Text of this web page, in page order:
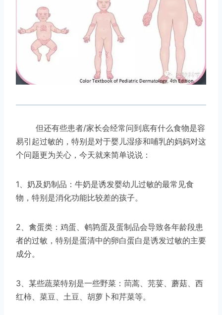
但还有些患者/家长会经常问到底有什么食物是容
易引起过敏的，特别是对于婴儿湿疹和哺乳的妈妈对这
个问题更为关心，今天就来简单说说：
1、奶及奶制品：牛奶是诱发婴幼儿过敏的最常见食
物，特别是消化功能比较差的孩子。
2、禽蛋类：鸡蛋、鹌鹑蛋及蛋制品会导致各年龄段患
者的过敏，特别是蛋清中的卵白蛋白是诱发过敏的主要
成分。
3、某些蔬菜特别是一些野菜：茼蒿、芫荽、蘑菇、西
红柿、菜豆、土豆、胡萝卜和芹菜等。